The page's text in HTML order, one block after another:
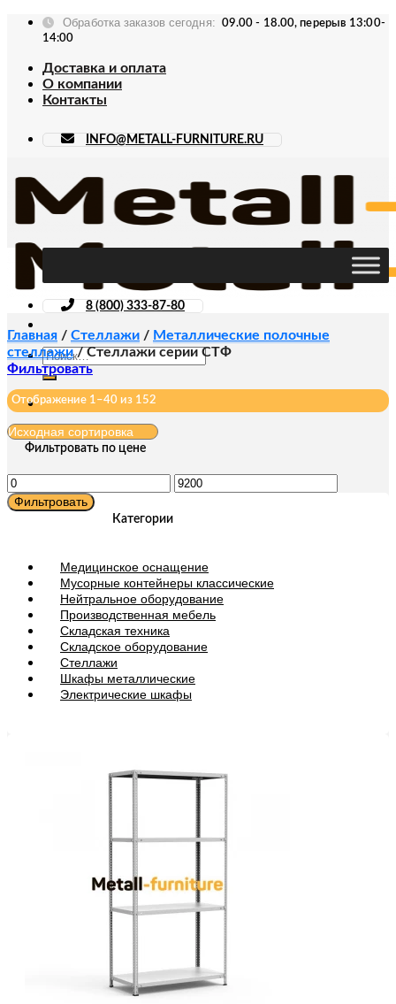
Skip
Обработка заказов сегодня:
09.00 - 18.00, перерыв 13:00-
14:00
Доставка и оплата
О компании
Контакты
INFO@METALL-FURNITURE.RU
Искать:
8 (800) 333-87-80
Главная / Стеллажи / Металлические полочные
стеллажи /Стеллажи серии СТФ
Фильтровать
Отображение 1–40 из 152
Фильтровать по цене
Минимальная
цена
Максимальная
цена
Фильтровать
Категории
Медицинское оснащение
Мусорные контейнеры классические
Нейтральное оборудование
Производственная мебель
Складская техника
Складское оборудование
Стеллажи
Шкафы металлические
Электрические шкафы